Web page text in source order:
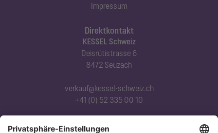
Direktkontakt
KESSEL Schweiz
Deisrütistrasse 6
8472 Seuzach
verkauf@kessel-schweiz.ch
+41 (0) 52 335 00 10
Abonnieren Sie unseren Newsletter
Impressum